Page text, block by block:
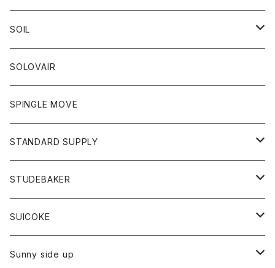
ボトム
ワンピース
トップス
Tシャツ
トレーナー
ボトム
ショートパンツ
スカート
レディース
スカート
Tシャツ
アクセサリー
バック
カーディガン
コート
グッズ
ネクタイ
グローブ
アクセサリー
トップス
カットソー
カーディガン
ボトム
ショートパンツ
パンツ
レディース
カットソー
カーディガン
ボトム
ジーンズ
チノパン
トップス
ポロシャツ
ベスト
靴
SOIL
靴
ワンピース
トップス
カットソー
ボトム
パンツ
オーバーオール
SOLOVAIR
SPINGLE MOVE
STANDARD SUPPLY
財布
バッグ
STUDEBAKER
アクセサリー
ブレスレット
SUICOKE
ブーツ
Sunny side up